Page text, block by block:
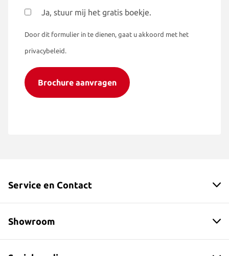
Ja, stuur mij het gratis boekje.
Door dit formulier in te dienen, gaat u akkoord met het
privacybeleid.
Brochure aanvragen
Service en Contact
Showroom